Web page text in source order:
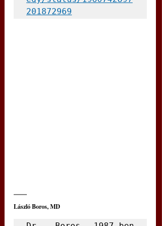
201872969
László Boros, MD